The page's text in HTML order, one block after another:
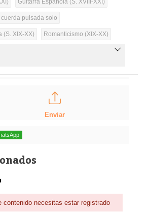
Guitarra Española (S. XVIII-XXI)
pulsada solo
(S. XIX-XX) Romanticismo (XIX-XX)
Enviar
contenido necesitas estar registrado